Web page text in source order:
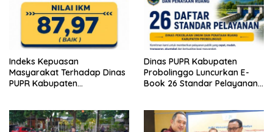
Indeks Kepuasan
Masyarakat Terhadap Dinas
PUPR Kabupaten
Dinas PUPR Kabupaten
Probolinggo Luncurkan E-
Book 26 Standar Pelayanan